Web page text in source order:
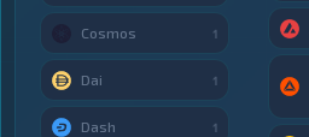
Cosmos 1
Dai 1
Dash 1